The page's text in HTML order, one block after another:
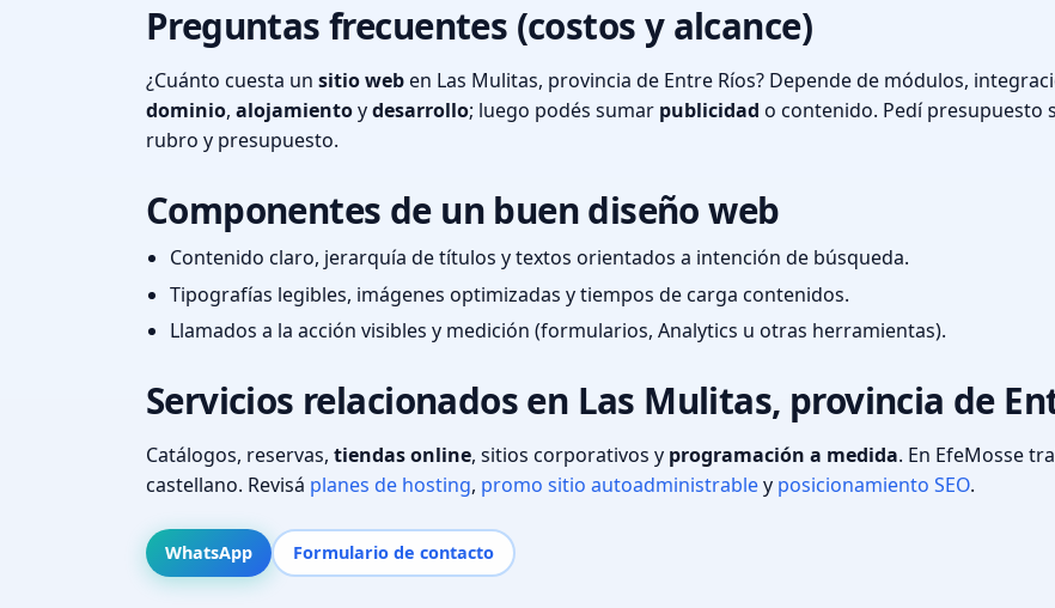
Preguntas frecuentes (costos y alcance)
¿Cuánto cuesta un sitio weben Las Mulitas, provincia de Entre Ríos? Depende de módulos,
dominio, alojamientoydesarrollo; luego podés sumar publicidad o contenido. Pedí presupuesto
rubro y presupuesto.
Componentes de un buen diseño web
Contenido claro, jerarquía de títulos y textos orientados a intención de búsqueda.
Tipografías legibles, imágenes optimizadas y tiempos de carga contenidos.
Llamados a la acción visibles y medición (formularios, Analytics u otras herramientas).
Servicios relacionados en Las Mulitas, provincia de
Catálogos, reservas, tiendas online, sitios corporativos y programación a medida. En EfeMosse
castellano. Revisá planes de hosting, promo sitio autoadministrabley posicionamiento SEO.
WhatsApp Formulario de contacto